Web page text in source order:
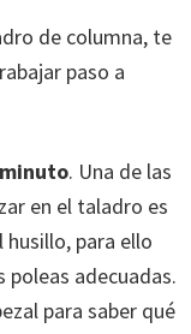
de columna, te
paso a
. Una de las
en el taladro es
para ello
poleas adecuadas.
para saber qué